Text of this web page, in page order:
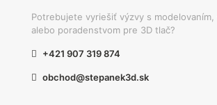
Potrebujete vyriešiť výzvy s modelovaním,
alebo poradenstvom pre 3D tlač?
+421 907 319 874
obchod@stepanek3d.sk